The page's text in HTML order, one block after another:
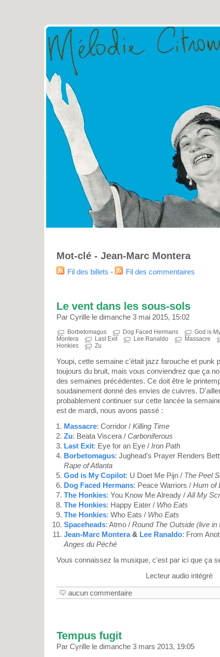
Mot-clé - Jean-Marc Montera
Fil des billets - Fil des commentaires
Le vent dans les sous-sols
Par Cyrille le dimanche 3 mai 2015, 15:02
Borbetomagus Dog Faced Hermans
God is
Montera
Last Exit Lee Ranaldo
Massacre
Honkies
Zu
Youpi, cette semaine c'était jazz farouche et punk
toujours du bruit, mais vous conviendrez que ça
des semaines précédentes. Ce doit être le
soudainement donné des envies de cuivres.
probablement continuer sur cette lancée la
est de mardi, nous avons passé :
Massacre: Corridor / Killing Time
Zu: Beata Viscera / Carboniferous
Last Exit: Eye for an Eye / Iron Path
Borbetomagus: Jughead's Prayer Renders
Rape of Atlanta
God is My Copilot: U Doet Me Pijn / The Peel
Dog Faced Hermans: Peace Warriors / Hum of
The Honkies: You Know Me Already / All My
The Honkies: Happy Eater / Who Eats
The Honkies: Who Eats / Who Eats
Spaceheads: Atmo / Round The Outside (live in
Jean-Marc Montera& Lee Ranaldo: From
Anges du Péché
Vous connaissez la musique, c'est par ici que ça
Lecteur audio intégré
aucun commentaire
Tempus fugit
Par Cyrille le dimanche 3 mars 2013, 19:05